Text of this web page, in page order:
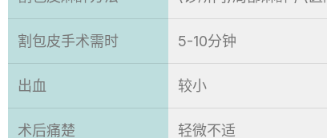
割包皮手术需时 5-10分钟
出血 较小
术后痛楚 轻微不适